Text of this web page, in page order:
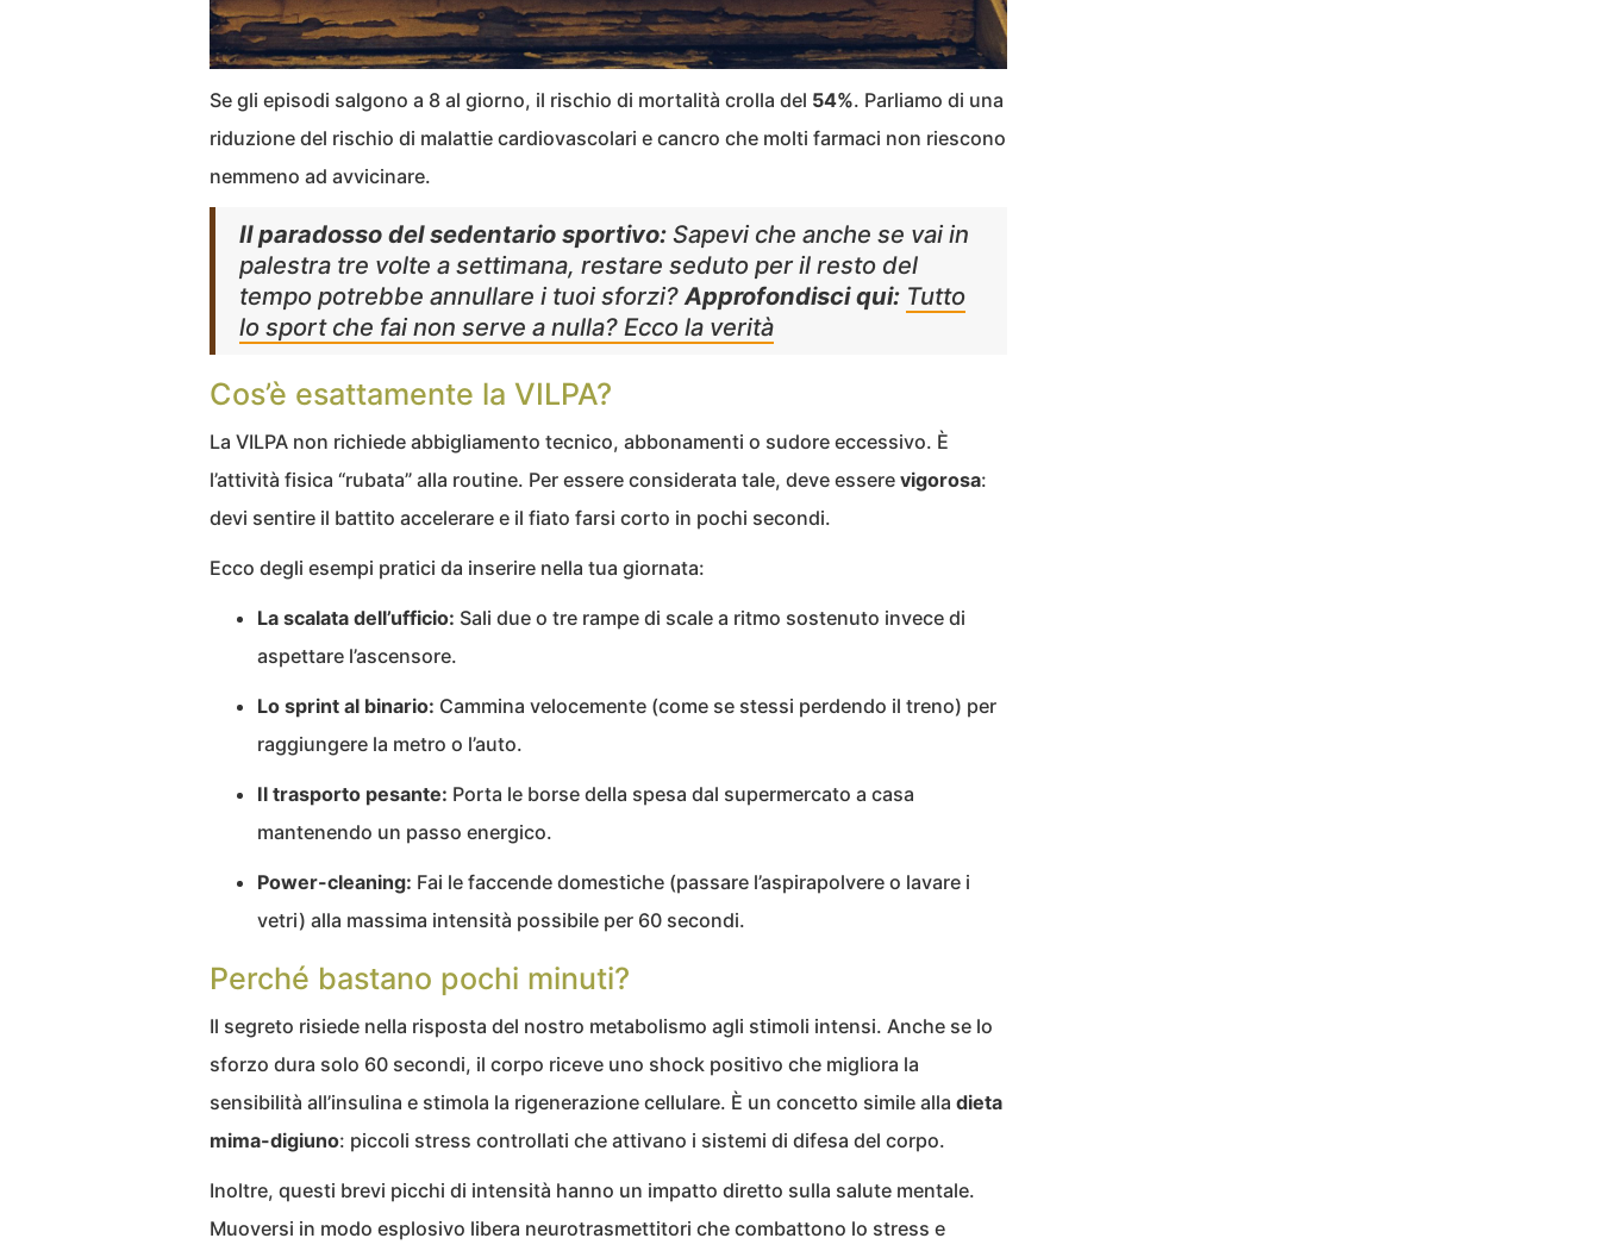
Se gli episodi salgono a 8 al giorno, il rischio di mortalità crolla del 54%. Parliamo di una
riduzione del rischio di malattie cardiovascolari e cancro che molti farmaci non riescono
nemmeno ad avvicinare.
Il paradosso del sedentario sportivo: Sapevi che anche se vai in
palestra tre volte a settimana, restare seduto per il resto del
tempo potrebbe annullare i tuoi sforzi?Approfondisci qui: Tutto
lo sport che fai non serve a nulla? Ecco la verità
Cos’è esattamente la VILPA?
La VILPA non richiede abbigliamento tecnico, abbonamenti o sudore eccessivo. È
l’attività fisica “rubata” alla routine. Per essere considerata tale, deve essere vigorosa:
devi sentire il battito accelerare e il fiato farsi corto in pochi secondi.
Ecco degli esempi pratici da inserire nella tua giornata:
La scalata dell’ufficio: Sali due o tre rampe di scale a ritmo sostenuto invece di
aspettare l’ascensore.
Lo sprint al binario: Cammina velocemente (come se stessi perdendo il treno) per
raggiungere la metro o l’auto.
Il trasporto pesante: Porta le borse della spesa dal supermercato a casa
mantenendo un passo energico.
Power-cleaning: Fai le faccende domestiche (passare l’aspirapolvere o lavare i
vetri) alla massima intensità possibile per 60 secondi.
Perché bastano pochi minuti?
Il segreto risiede nella risposta del nostro metabolismo agli stimoli intensi. Anche se lo
sforzo dura solo 60 secondi, il corpo riceve uno shock positivo che migliora la
sensibilità all’insulina e stimola la rigenerazione cellulare. È un concetto simile alla dieta
mima-digiuno: piccoli stress controllati che attivano i sistemi di difesa del corpo.
Inoltre, questi brevi picchi di intensità hanno un impatto diretto sulla salute mentale.
Muoversi in modo esplosivo libera neurotrasmettitori che combattono lo stress e